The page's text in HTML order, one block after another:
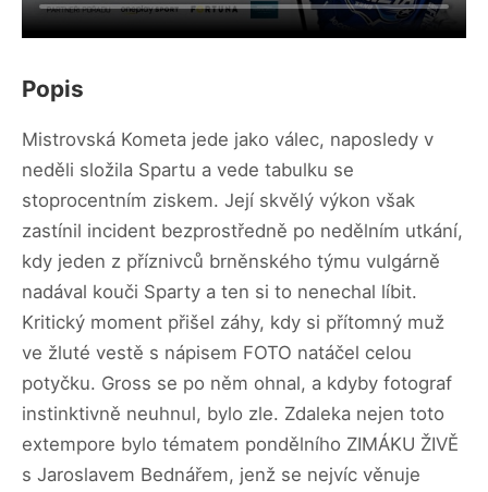
Popis
Mistrovská Kometa jede jako válec, naposledy v
neděli složila Spartu a vede tabulku se
stoprocentním ziskem. Její skvělý výkon však
zastínil incident bezprostředně po nedělním utkání,
kdy jeden z příznivců brněnského týmu vulgárně
nadával kouči Sparty a ten si to nenechal líbit.
Kritický moment přišel záhy, kdy si přítomný muž
ve žluté vestě s nápisem FOTO natáčel celou
potyčku. Gross se po něm ohnal, a kdyby fotograf
instinktivně neuhnul, bylo zle. Zdaleka nejen toto
extempore bylo tématem pondělního ZIMÁKU ŽIVĚ
s Jaroslavem Bednářem, jenž se nejvíc věnuje